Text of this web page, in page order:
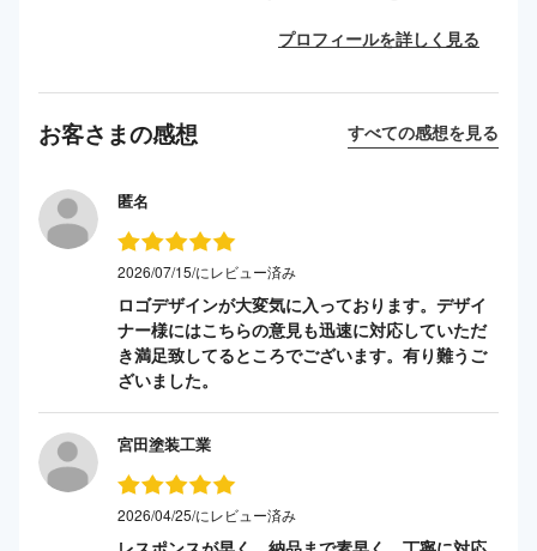
プロフィールを詳しく見る
お客さまの感想 すべての感想を見る
匿名
2026/07/15/にレビュー済み
ロゴデザインが大変気に入っております。デザイ
ナー様にはこちらの意見も迅速に対応していただ
き満足致してるところでございます。有り難うご
ざいました。
宮田塗装工業
2026/04/25/にレビュー済み